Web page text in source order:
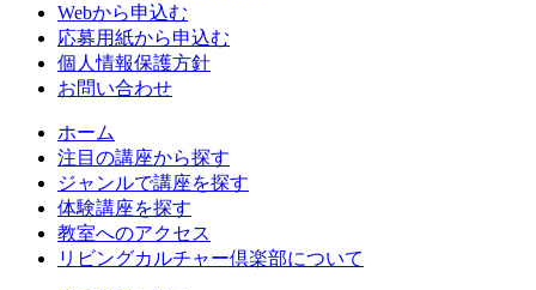
Webから申込む
応募用紙から申込む
個人情報保護方針
お問い合わせ
ホーム
注目の講座から探す
ジャンルで講座を探す
体験講座を探す
教室へのアクセス
リビングカルチャー倶楽部について